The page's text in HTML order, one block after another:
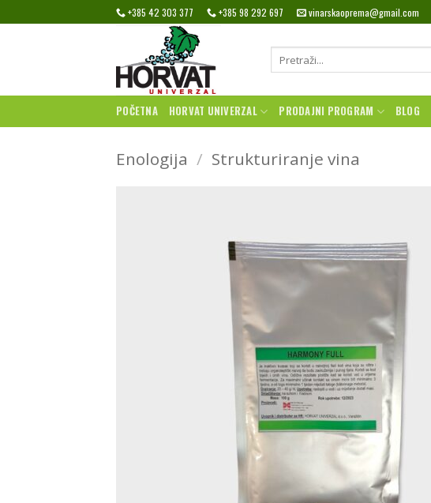
to
+385 42 303 377 +385 98 292 697 vinarskaoprema@gmail.com
Pretraži:
POČETNA HORVAT UNIVERZAL PRODAJNI PROGRAM BLOG
Enologija / Strukturiranje vina